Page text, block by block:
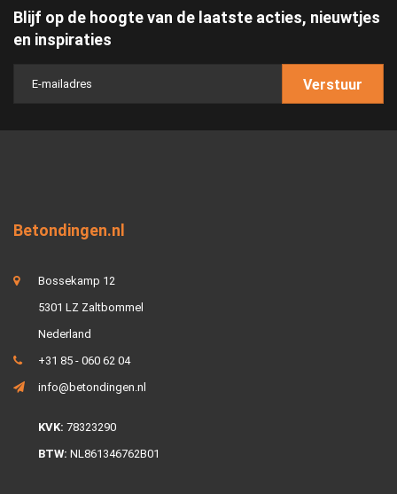
Blijf op de hoogte van de laatste acties, nieuwtjes
en inspiraties
Verstuur
Betondingen.nl
Bossekamp 12
5301 LZ Zaltbommel
Nederland
+31 85 - 060 62 04
info@betondingen.nl
KVK: 78323290
BTW: NL861346762B01